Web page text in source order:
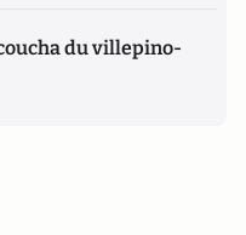
du villepino-